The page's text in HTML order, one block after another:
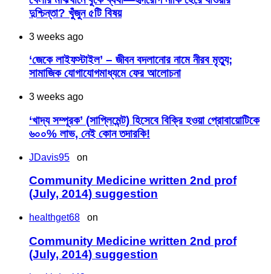
দুশ্চিন্তা? খুঁজুন ৫টি বিষয়
3 weeks ago
‘জেকে লাইফস্টাইল’ – জীবন বদলানোর নামে নীরব মৃত্যু;
সামাজিক যোগাযোগমাধ্যমে ফের আলোচনা
3 weeks ago
‘খাদ্য সম্পূরক’ (সাপ্লিমেন্ট) হিসেবে বিক্রি হওয়া প্রোবায়োটিকে
৬০০% লাভ, নেই কোন তদারকি!
JDavis95 on
Community Medicine written 2nd prof
(July, 2014) suggestion
healthget68 on
Community Medicine written 2nd prof
(July, 2014) suggestion